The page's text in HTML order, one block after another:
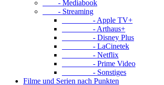
- Mediabook
- Streaming
- Apple TV+
- Arthaus+
- Disney Plus
- LaCinetek
- Netflix
- Prime Video
- Sonstiges
Filme und Serien nach Punkten